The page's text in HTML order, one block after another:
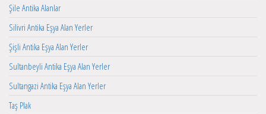
Şile Antika Alanlar
Silivri Antika Eşya Alan Yerler
Şişli Antika Eşya Alan Yerler
Sultanbeyli Antika Eşya Alan Yerler
Sultangazi Antika Eşya Alan Yerler
Taş Plak